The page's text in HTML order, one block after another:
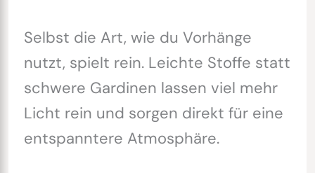
Selbst die Art, wie du Vorhänge
nutzt, spielt rein. Leichte Stoffe statt
schwere Gardinen lassen viel mehr
Licht rein und sorgen direkt für eine
entspanntere Atmosphäre.